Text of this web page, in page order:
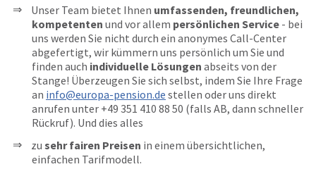
Unser Team bietet Ihnen umfassenden, freundlichen,
kompetenten und vor allem persönlichen Service - bei
uns werden Sie nicht durch ein anonymes Call-Center
abgefertigt, wir kümmern uns persönlich um Sie und
finden auch individuelle Lösungen abseits von der
Stange! Überzeugen Sie sich selbst, indem Sie Ihre Frage
an info@europa-pension.de stellen oder uns direkt
anrufen unter +49 351 410 88 50 (falls AB, dann schneller
Rückruf). Und dies alles
zu sehr fairen Preisen in einem übersichtlichen,
einfachen Tarifmodell.